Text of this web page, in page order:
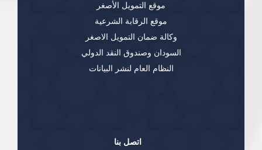
اتصل بنا
موقع التمويل الأصغر
موقع الرقابة الشرعية
وكالة ضمان التمويل الاصغر
السودان وصندوق النقد الدولي
النظام العام لنشر البيانات